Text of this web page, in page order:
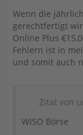
Wenn die
gerechtfertigt
Online Plus
Fehlern ist in
und somit auch
Zitat von
WISO Börse